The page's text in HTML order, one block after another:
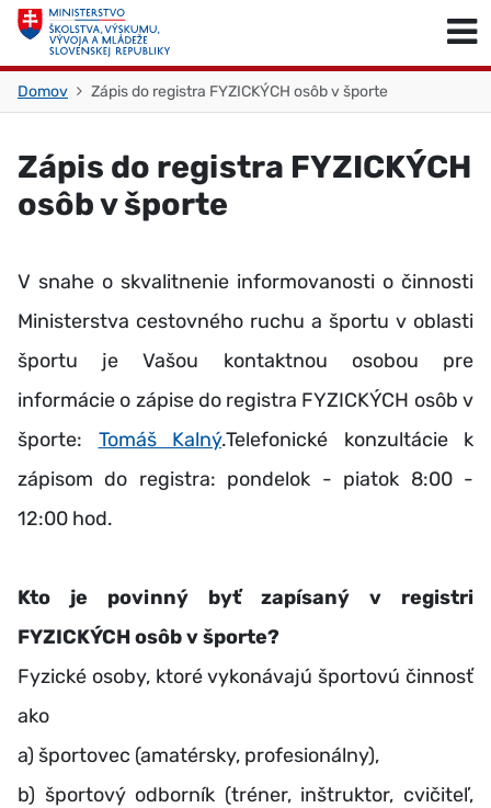
Skočiť na obsah
Domov Zápis do registra FYZICKÝCH osôb v športe
Zápis do registra FYZICKÝCH
osôb v športe
V snahe o skvalitnenie informovanosti o činnosti
Ministerstva cestovného ruchu a športu v oblasti
športu je Vašou kontaktnou osobou pre
informácie o zápise do registra FYZICKÝCH osôb v
športe: Tomáš Kalný.Telefonické konzultácie k
zápisom do registra: pondelok - piatok 8:00 -
12:00 hod.
Kto je povinný byť zapísaný v registri
FYZICKÝCH osôb v športe?
Fyzické osoby, ktoré vykonávajú športovú činnosť
ako
a) športovec (amatérsky, profesionálny),
b) športový odborník (tréner, inštruktor, cvičiteľ,
Skočiť na začiatok stránky